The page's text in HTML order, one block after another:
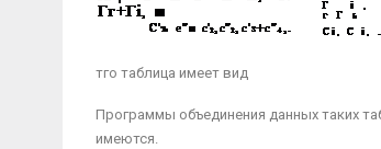
тго таблица имеет вид
Программы объединения данных таких
имеются.